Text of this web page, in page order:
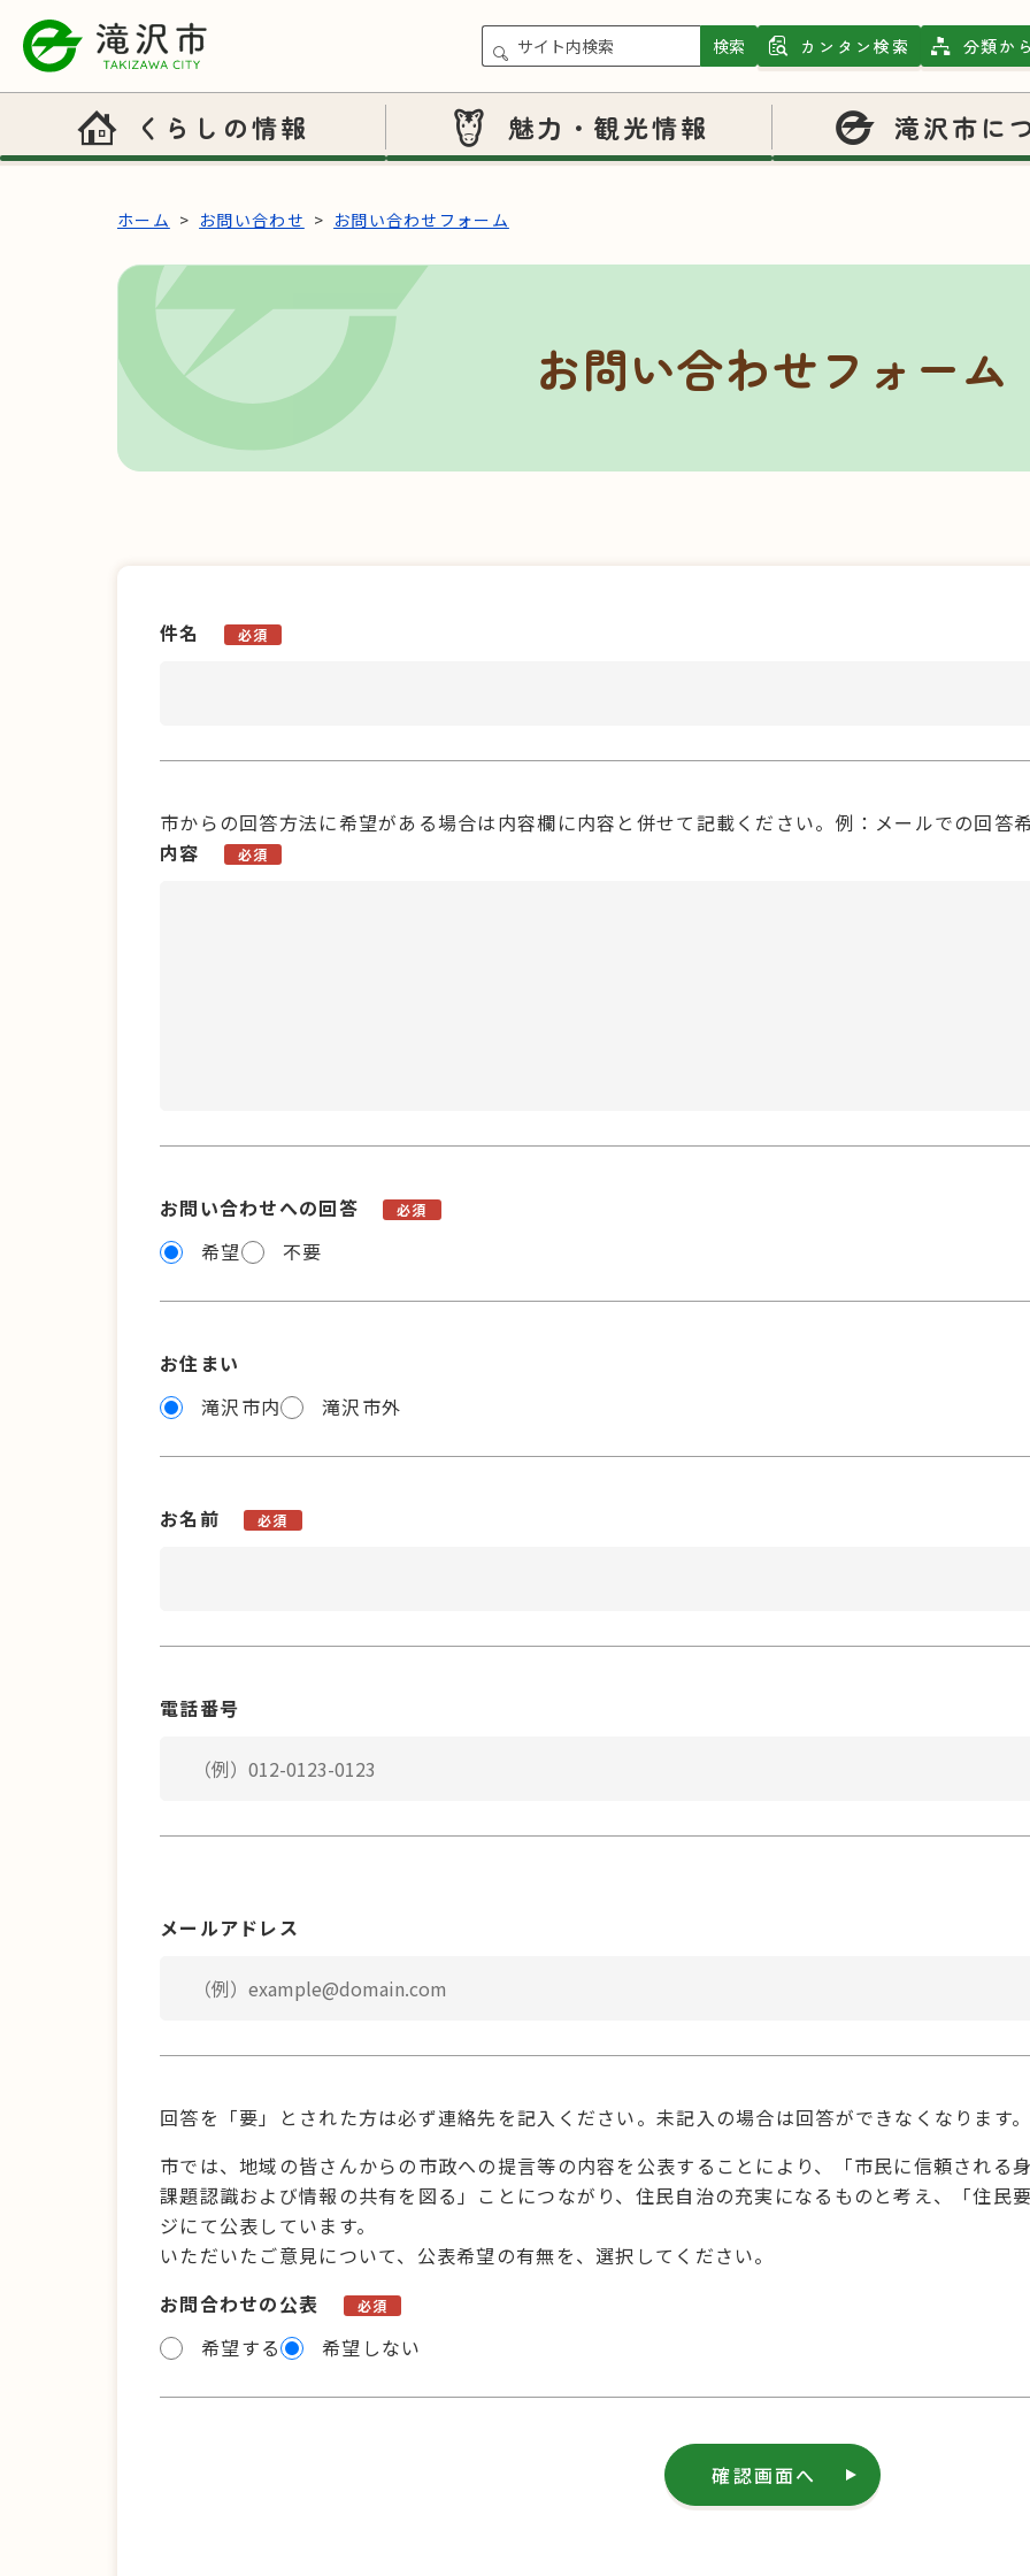
本文へスキップ
検索 カンタン検索 分類か
くらしの情報 魅力・観光情報 滝沢市に
ホーム お問い合わせ お問い合わせフォーム
お問い合わせフォーム
件名 必須
市からの回答方法に希望がある場合は内容欄に内容と併せて記載ください。例：メールでの回答
内容
必須
お問い合わせへの回答 必須
希望 不要
お住まい
滝沢市内
滝沢市外
お名前 必須
電話番号
メールアドレス
回答を「要」とされた方は必ず連絡先を記入ください。未記入の場合は回答ができなくなります
市では、地域の皆さんからの市政への提言等の内容を公表することにより、「市民に信頼される
課題認識および情報の共有を図る」ことにつながり、住民自治の充実になるものと考え、「住民
ジにて公表しています。
いただいたご意見について、公表希望の有無を、選択してください。
お問合わせの公表
必須
希望する 希望しない
確認画面へ